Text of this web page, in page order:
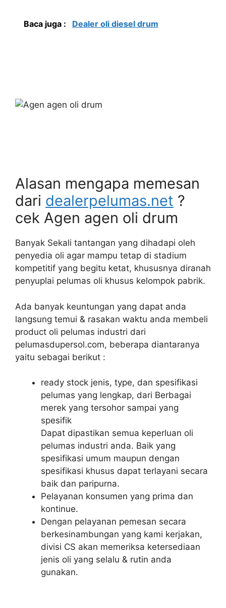
Baca juga : Dealer oli diesel drum
Alasan mengapa memesan
dari dealerpelumas.net ?
cek Agen agen oli drum
Banyak Sekali tantangan yang dihadapi oleh
penyedia oli agar mampu tetap di stadium
kompetitif yang begitu ketat, khususnya diranah
penyuplai pelumas oli khusus kelompok pabrik.
Ada banyak keuntungan yang dapat anda
langsung temui & rasakan waktu anda membeli
product oli pelumas industri dari
pelumasdupersol.com, beberapa diantaranya
yaitu sebagai berikut :
ready stock jenis, type, dan spesifikasi
pelumas yang lengkap, dari Berbagai
merek yang tersohor sampai yang
spesifik
Dapat dipastikan semua keperluan oli
pelumas industri anda. Baik yang
spesifikasi umum maupun dengan
spesifikasi khusus dapat terlayani secara
baik dan paripurna.
Pelayanan konsumen yang prima dan
kontinue.
Dengan pelayanan pemesan secara
berkesinambungan yang kami kerjakan,
divisi CS akan memeriksa ketersediaan
jenis oli yang selalu & rutin anda
gunakan.